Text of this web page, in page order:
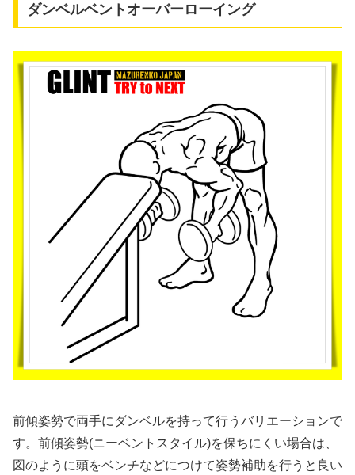
ダンベルベントオーバーローイング
前傾姿勢で両手にダンベルを持って行うバリエーションで
す。前傾姿勢(ニーベントスタイル)を保ちにくい場合は、
図のように頭をベンチなどにつけて姿勢補助を行うと良い